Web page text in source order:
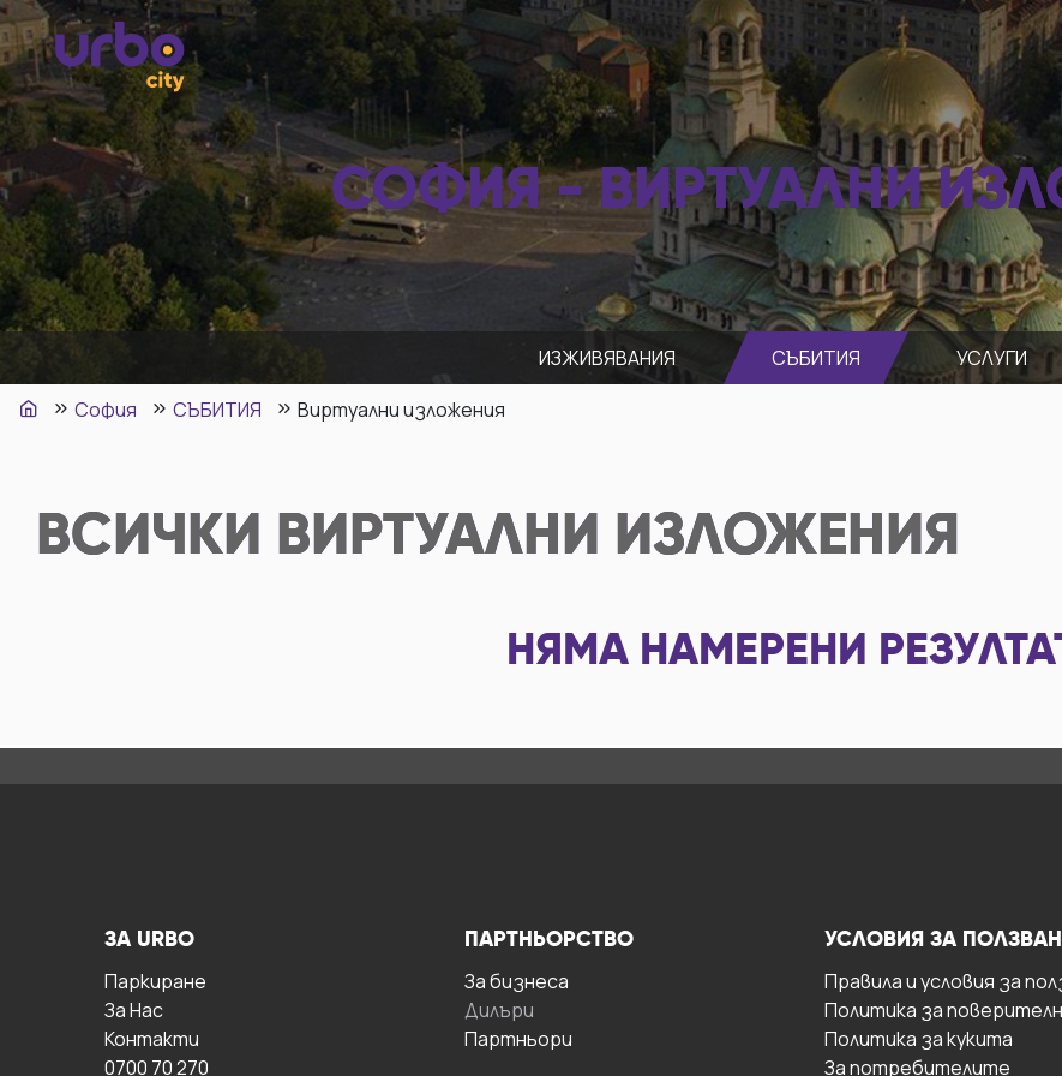
СОФИЯ - ВИРТУАЛНИ
ИЗЖИВЯВАНИЯ СЪБИТИЯ
УСЛУГИ
София
СЪБИТИЯ Виртуални изложения
ВСИЧКИ ВИРТУАЛНИ ИЗЛОЖЕНИЯ
НЯМА НАМЕРЕНИ
ЗА URBO
Паркиране
За Hас
Контакти
0700 70 270
ПАРТНЬОРСТВО
За бизнесa
Дилъри
Партньори
УСЛОВИЯ ЗА
Правила и условия за
Политика за
Политика за кукита
За потребителите